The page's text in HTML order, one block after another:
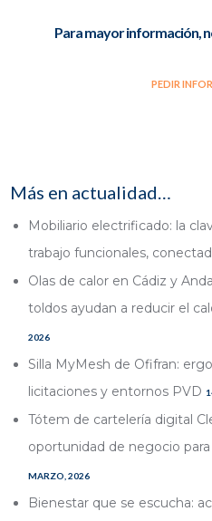
Para mayor información,
PEDIR
Más en actualidad…
Mobiliario electrificado: la
trabajo funcionales,
Olas de calor en Cádiz y
toldos ayudan a reducir el
2026
Silla MyMesh de Ofifran:
licitaciones y entornos PVD
Tótem de cartelería digital
oportunidad de negocio
MARZO, 2026
Bienestar que se escucha: